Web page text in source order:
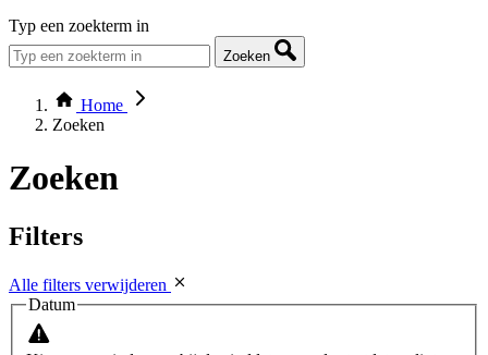
Thema COVID-19
Bekijk per bestuursorgaan
Typ een zoekterm in
Zoeken
Home
Zoeken
Zoeken
Filters
Alle filters verwijderen
Datum